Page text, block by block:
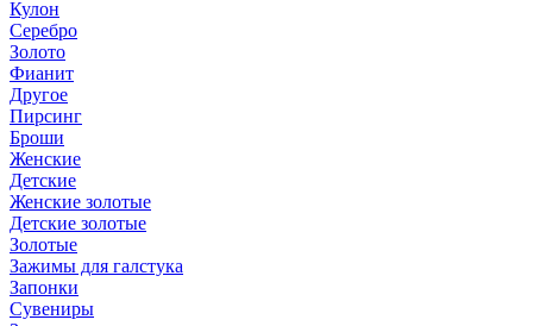
Кулон
Серебро
Золото
Фианит
Другое
Пирсинг
Броши
Женские
Детские
Женские золотые
Детские золотые
Золотые
Зажимы для галстука
Запонки
Сувениры